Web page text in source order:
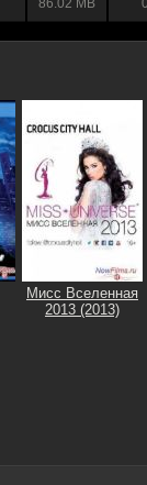
86.02 MB 0
Мисс Вселенная
2013 (2013)